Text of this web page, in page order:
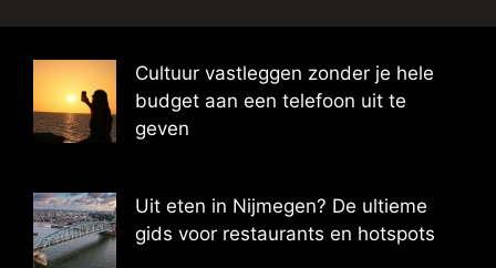
Cultuur vastleggen zonder je hele
budget aan een telefoon uit te
geven
Uit eten in Nijmegen? De ultieme
gids voor restaurants en hotspots